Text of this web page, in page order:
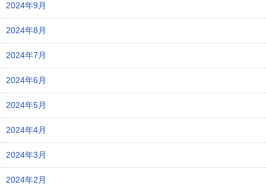
2024年9月
2024年8月
2024年7月
2024年6月
2024年5月
2024年4月
2024年3月
2024年2月